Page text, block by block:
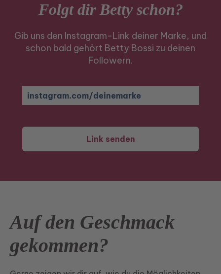
Folgt dir Betty schon?
Gib uns den Instagram-Link deiner Marke, und
schon bald gehört Betty Bossi zu deinen
Followern.
Link senden
Auf den Geschmack
gekommen?